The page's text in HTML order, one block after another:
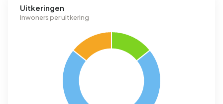
Uitkeringen
Inwoners per uitkering